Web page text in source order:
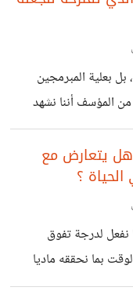
دعني أصيغها بهذه
من إنسان مبتدئ
أخلاقياً بالرد
بعلية المبرمجين
المؤسف أننا نشهد
تقترحون لجعل "مجتمع
الذي تحب
رؤيته هنا ؟ هل هناك شيءً محددا يزعجك هنا ؟ أرجوا مشاركتي
هل يتعارض مع
؟
لدرجة تفوق
بما نحققه ماديا
رغبتنا في تعليم